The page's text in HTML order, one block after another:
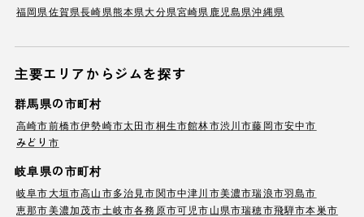
福岡県佐賀県長崎県熊本県大分県宮崎県 鹿児島県沖縄県
主要エリアからジムを探す
群馬県の市町村
高崎市前橋市伊勢崎市太田市桐生市館林市渋川市藤岡市安中市
みどり市
岐阜県の市町村
岐阜市大垣市高山市多治見市関市中津川市美濃市瑞浪市羽島市
恵那市美濃加茂市土岐市各務原市可児市山県市瑞穂市飛騨市本巣市